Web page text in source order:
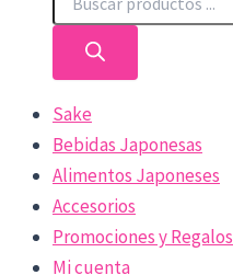
Sake
Bebidas Japonesas
Alimentos Japoneses
Accesorios
Promociones y Regalos
Mi cuenta